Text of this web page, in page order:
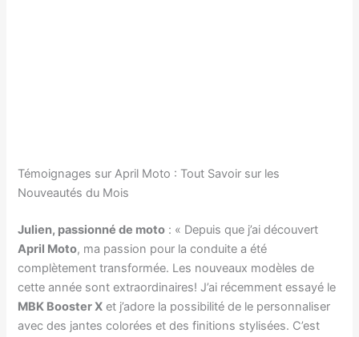
Témoignages sur April Moto : Tout Savoir sur les
Nouveautés du Mois
Julien, passionné de moto : « Depuis que j’ai découvert
April Moto, ma passion pour la conduite a été
complètement transformée. Les nouveaux modèles de
cette année sont extraordinaires! J’ai récemment essayé le
MBK Booster X et j’adore la possibilité de le personnaliser
avec des jantes colorées et des finitions stylisées. C’est